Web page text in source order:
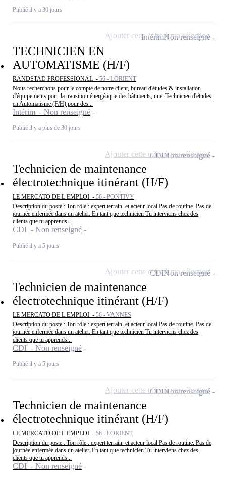
Publié il y a 30 jours
TECHNICIEN EN
AUTOMATISME (H/F)
RANDSTAD PROFESSIONAL - 56 - LORIENT
Nous recherchons pour le compte de notre client, bureau d'études & installation
d'équipements pour la transition énergétique des bâtiments, une. Technicien d'études
en Automatisme (F/H) pour des...
Intérim - Non renseigné
Publié il y a plus de 30 jours
IntérimNon renseigné
Ajouter cette offre à ma sélection
Technicien de maintenance
électrotechnique itinérant (H/F)
LE MERCATO DE L EMPLOI - 56 - PONTIVY
Description du poste : Ton rôle : expert terrain. et acteur local Pas de routine. Pas de
journée enfermée dans un atelier. En tant que technicien Tu interviens chez des
clients que tu apprends...
CDI - Non renseigné
Publié il y a 5 jours
CDINon renseigné
Ajouter cette offre à ma sélection
Technicien de maintenance
électrotechnique itinérant (H/F)
LE MERCATO DE L EMPLOI - 56 - VANNES
Description du poste : Ton rôle : expert terrain. et acteur local Pas de routine. Pas de
journée enfermée dans un atelier. En tant que technicien Tu interviens chez des
clients que tu apprends...
CDI - Non renseigné
Publié il y a 5 jours
CDINon renseigné
Ajouter cette offre à ma sélection
Technicien de maintenance
électrotechnique itinérant (H/F)
LE MERCATO DE L EMPLOI - 56 - LORIENT
Description du poste : Ton rôle : expert terrain. et acteur local Pas de routine. Pas de
journée enfermée dans un atelier. En tant que technicien Tu interviens chez des
clients que tu apprends...
CDI - Non renseigné
CDINon renseigné
Ajouter cette offre à ma sélection